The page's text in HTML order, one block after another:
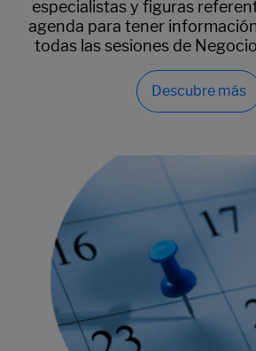
especialistas y figuras
agenda para tener
todas las sesiones de
Descubre más